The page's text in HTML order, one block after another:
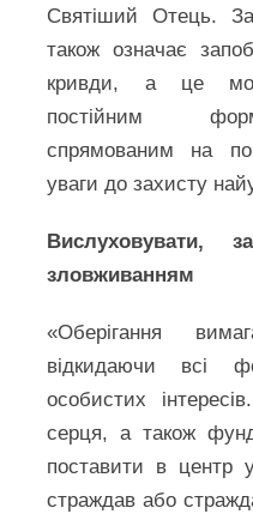
Святіший Отець.
також означає
кривди, а це
постійним
спрямованим на
уваги до захисту
Вислуховувати,
зловживанням
«Оберігання
відкидаючи всі
особистих
серця, а також
поставити в центр
страждав або